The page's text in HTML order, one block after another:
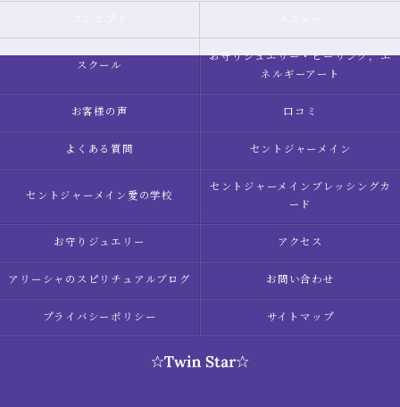
スクール
お守りジュエリー・ヒーリング，エ
ネルギーアート
お客様の声 口コミ
よくある質問 セントジャーメイン
セントジャーメイン愛の学校
セントジャーメインブレッシングカ
ード
お守りジュエリー アクセス
アリーシャのスピリチュアルブログ お問い合わせ
プライバシーポリシー サイトマップ